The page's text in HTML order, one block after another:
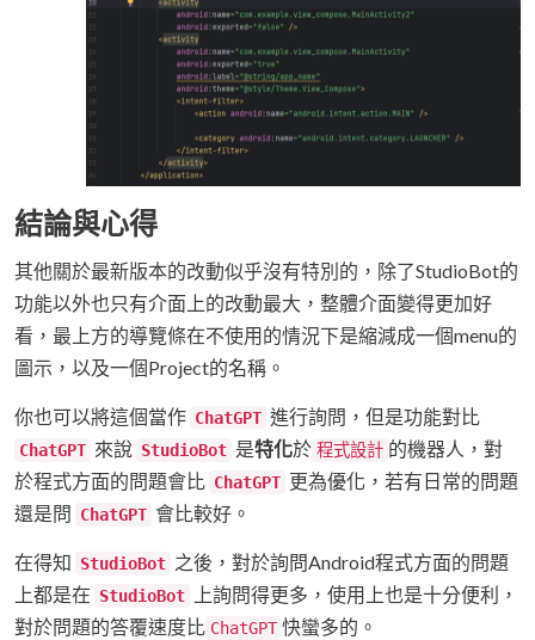
結論與心得
其他關於最新版本的改動似乎沒有特別的，除了StudioBot的
功能以外也只有介面上的改動最大，整體介面變得更加好
看，最上方的導覽條在不使用的情況下是縮減成一個menu的
圖示，以及一個Project的名稱。
你也可以將這個當作 ChatGPT 進行詢問，但是功能對比
ChatGPT 來說 StudioBot 是特化於 程式設計 的機器人，對
於程式方面的問題會比 ChatGPT 更為優化，若有日常的問題
還是問 ChatGPT 會比較好。
在得知 StudioBot 之後，對於詢問Android程式方面的問題
上都是在 StudioBot
上詢問得更多，使用上也是十分便利，
對於問題的答覆速度比 ChatGPT 快蠻多的。